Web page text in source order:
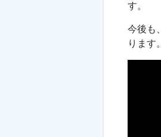
す。
今後も
ります。